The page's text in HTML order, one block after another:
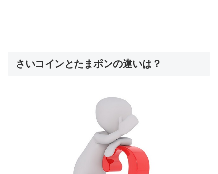
さいコインとたまポンの違いは？